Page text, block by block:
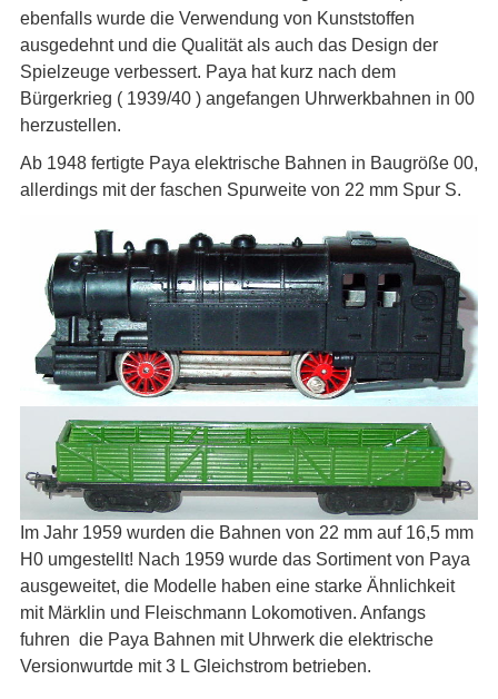
ebenfalls wurde die Verwendung von Kunststoffen
ausgedehnt und die Qualität als auch das Design der
Spielzeuge verbessert. Paya hat kurz nach dem
Bürgerkrieg ( 1939/40 ) angefangen Uhrwerkbahnen in 00
herzustellen.
Ab 1948 fertigte Paya elektrische Bahnen in Baugröße 00,
allerdings mit der faschen Spurweite von 22 mm Spur S.
Im Jahr 1959 wurden die Bahnen von 22 mm auf 16,5 mm
H0 umgestellt! Nach 1959 wurde das Sortiment von Paya
ausgeweitet, die Modelle haben eine starke Ähnlichkeit
mit Märklin und Fleischmann Lokomotiven. Anfangs
fuhren die Paya Bahnen mit Uhrwerk die elektrische
Versionwurtde mit 3 L Gleichstrom betrieben.